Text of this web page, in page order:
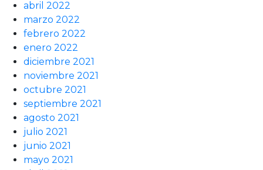
abril 2022
marzo 2022
febrero 2022
enero 2022
diciembre 2021
noviembre 2021
octubre 2021
septiembre 2021
agosto 2021
julio 2021
junio 2021
mayo 2021